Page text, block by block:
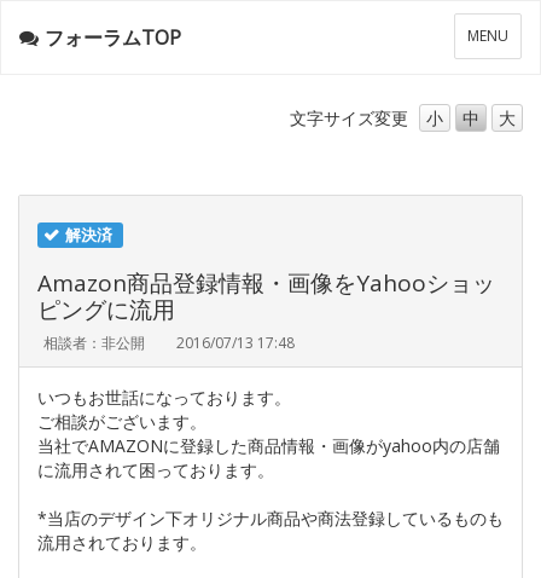
メ
ニ
ー
MENU
フォーラムTOP
文字サイズ変更 小 中 大
解決済
Amazon商品登録情報・画像をYahooショッ
ピングに流用
相談者：非公開 2016/07/13 17:48
いつもお世話になっております。
ご相談がございます。
当社でAMAZONに登録した商品情報・画像がyahoo内の店舗
に流用されて困っております。
*当店のデザイン下オリジナル商品や商法登録しているものも
流用されております。